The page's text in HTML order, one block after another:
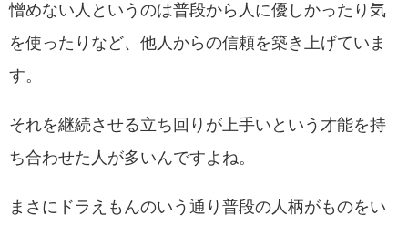
憎めない人というのは普段から人に優しかったり気
を使ったりなど、他人からの信頼を築き上げていま
す。
それを継続させる立ち回りが上手いという才能を持
ち合わせた人が多いんですよね。
まさにドラえもんのいう通り普段の人柄がものをい